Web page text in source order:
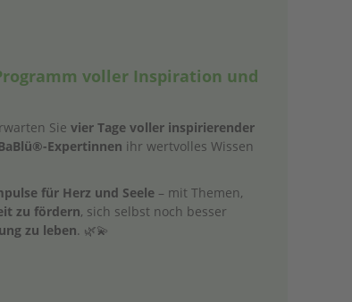
voller Inspiration und
Sievier Tage voller inspirierender
Expertinnen ihr wertvolles Wissen
für Herz und Seele – mit Themen,
zu fördern, sich selbst noch besser
zu leben. 🌿💫